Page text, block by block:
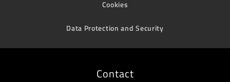
Cookies
Data Protection and Security
Contact